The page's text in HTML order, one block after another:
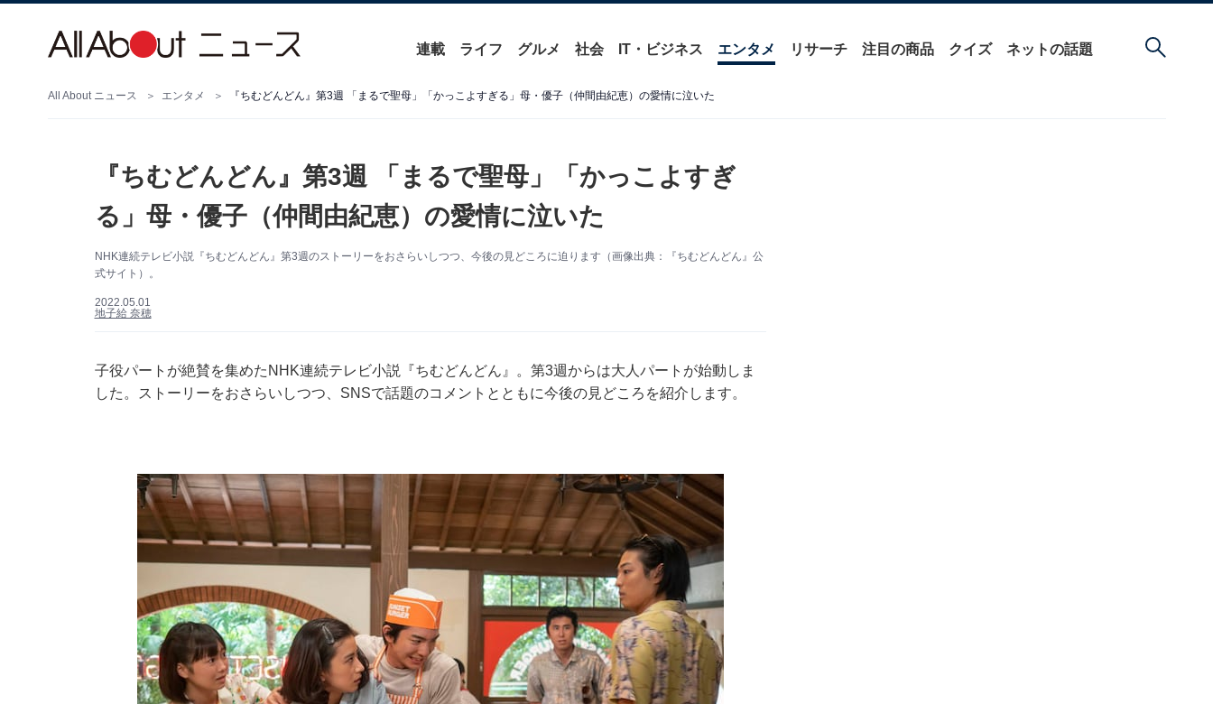
連載 ライフ グルメ 社会 IT・ビジネス エンタメ リサーチ 注目の商品 クイズ ネットの話題
All About ニュース エンタメ 『ちむどんどん』第3週 「まるで聖母」「かっこよすぎる」母・優子（仲間由紀恵）の愛情に泣いた
『ちむどんどん』第3週 「まるで聖母」「かっこよすぎ
る」母・優子（仲間由紀恵）の愛情に泣いた
NHK連続テレビ小説『ちむどんどん』第3週のストーリーをおさらいしつつ、今後の見どころに迫ります（画像出典：『ちむどんどん』公
式サイト）。
2022.05.01
地子給 奈穂
子役パートが絶賛を集めたNHK連続テレビ小説『ちむどんどん』。第3週からは大人パートが始動しま
した。ストーリーをおさらいしつつ、SNSで話題のコメントとともに今後の見どころを紹介します。